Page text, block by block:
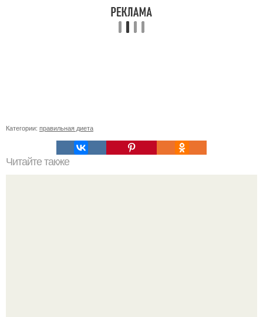
Категории: правильная диета
Читайте также